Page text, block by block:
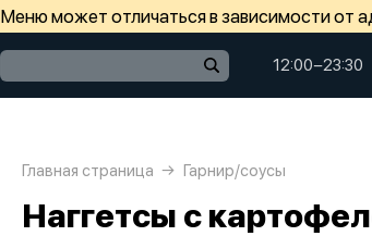
Меню может отличаться в зависимости от
12:00−23:30
Главная страница Гарнир/соусы
Наггетсы с